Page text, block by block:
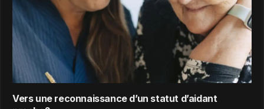
Vers une reconnaissance d’un statut d’aidant